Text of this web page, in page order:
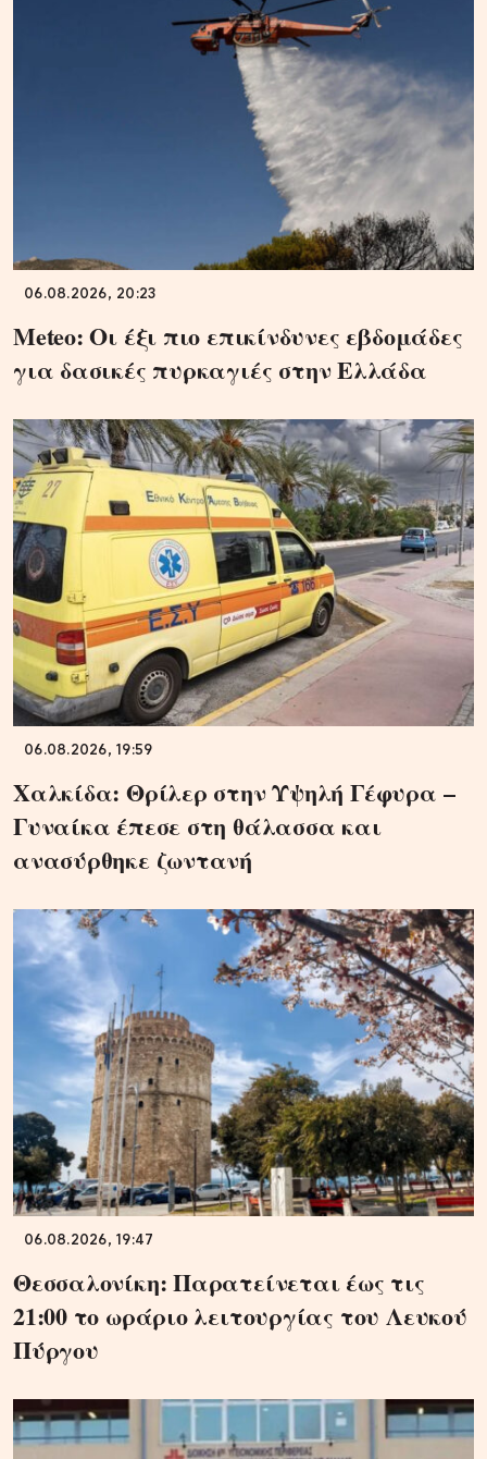
06.08.2026, 20:23
Meteo: Οι έξι πιο επικίνδυνες εβδομάδες
για δασικές πυρκαγιές στην Ελλάδα
06.08.2026, 19:59
Χαλκίδα: Θρίλερ στην Υψηλή Γέφυρα –
Γυναίκα έπεσε στη θάλασσα και
ανασύρθηκε ζωντανή
06.08.2026, 19:47
Θεσσαλονίκη: Παρατείνεται έως τις
21:00 το ωράριο λειτουργίας του Λευκού
Πύργου